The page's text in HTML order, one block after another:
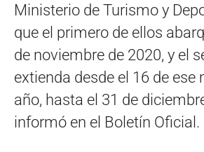
Ministerio de Turismo y
que el primero de ellos
de noviembre de 2020, y el
extienda desde el 16 de
año, hasta el 31 de
informó en el Boletín Oficial.